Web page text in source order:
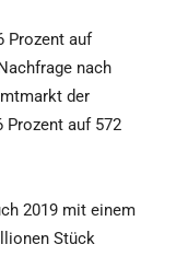
Prozent auf
nach
der
Prozent auf 572
2019 mit einem
Stück